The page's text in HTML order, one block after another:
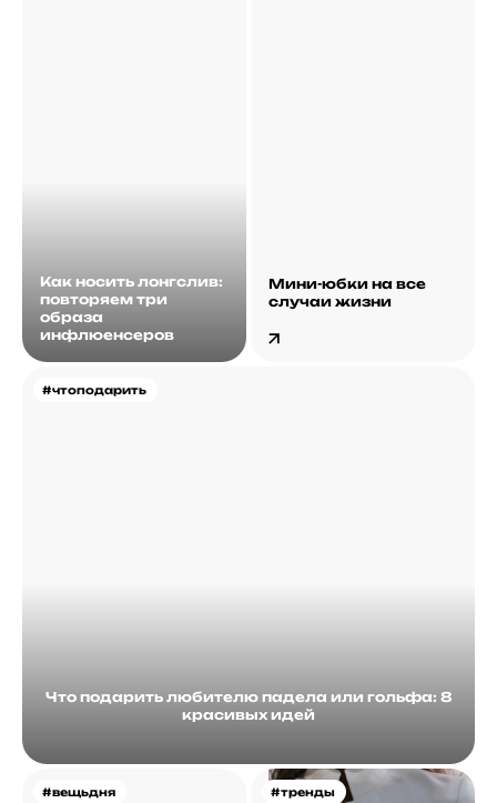
Как носить лонгслив:
повторяем три
образа
инфлюенсеров
#чтоподарить
Что подарить любителю падела или гольфа: 8
красивых идей
Мини-юбки на все
случаи жизни
#вещьдня #тренды